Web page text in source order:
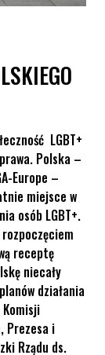
LGBT+
Polska –
Europe –
miejsce w
osób LGBT+.
receptę
niecały
działania
Komisji
Prezesa i
Rządu ds.